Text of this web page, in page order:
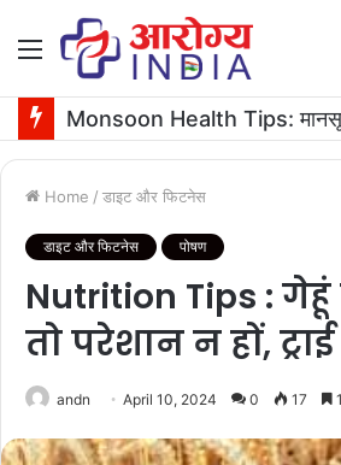
Menu
Home / डाइट और फिटनेस
डाइट और फिटनेस पोषण
Nutrition Tips : गेहूं
तो परेशान न हों,
andn April 10, 2024 0 17